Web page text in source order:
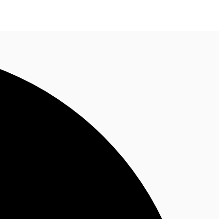
Nous contacter